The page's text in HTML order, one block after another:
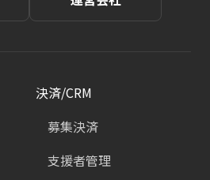
決済/CRM
募集決済
支援者管理